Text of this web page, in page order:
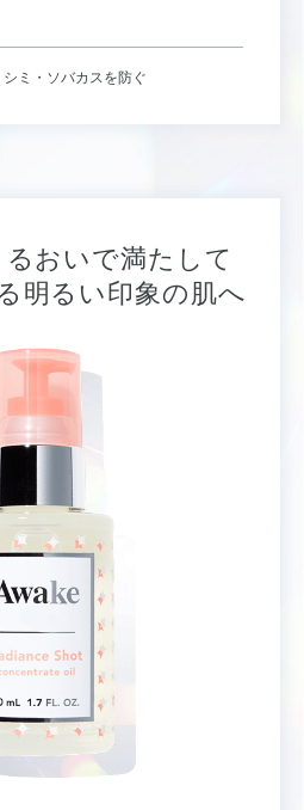
ミ・ソバカスを防ぐ
おいで満たして
明るい印象の肌へ